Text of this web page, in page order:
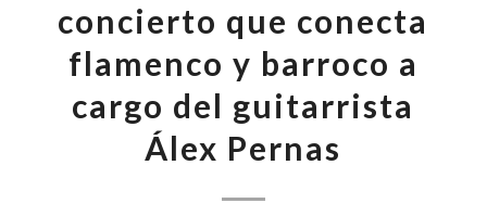
concierto que conecta
flamenco y barroco a
cargo del guitarrista
Álex Pernas